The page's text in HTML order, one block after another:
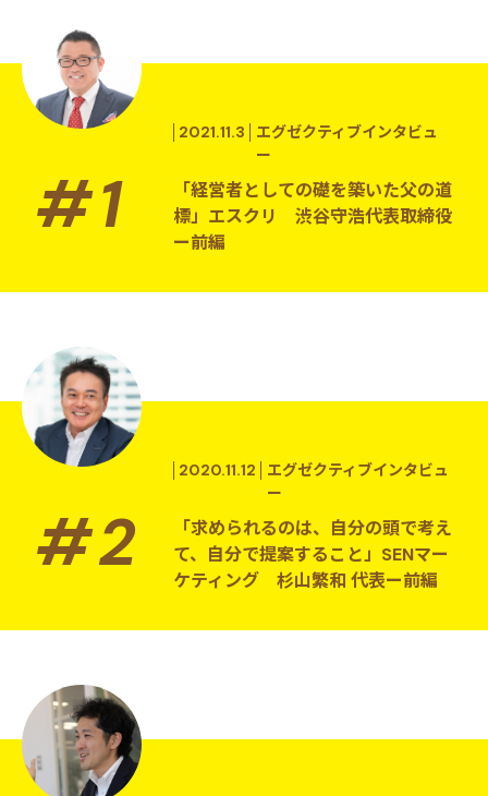
「経営者としての礎を築いた父の道
標」エスクリ 渋谷守浩代表取締役
ー前編
エグゼクティブインタビュ
ー
2021.11.3
「求められるのは、自分の頭で考え
て、自分で提案すること」SENマー
ケティング 杉山繁和 代表ー前編
エグゼクティブインタビュ
ー
2020.11.12